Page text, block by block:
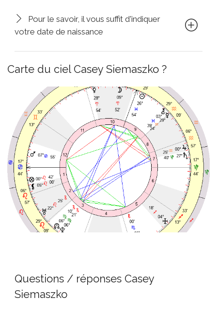
Pour le savoir, il vous suffit d'indiquer
votre date de naissance
Carte du ciel Casey Siemaszko ?
Questions / réponses Casey
Siemaszko